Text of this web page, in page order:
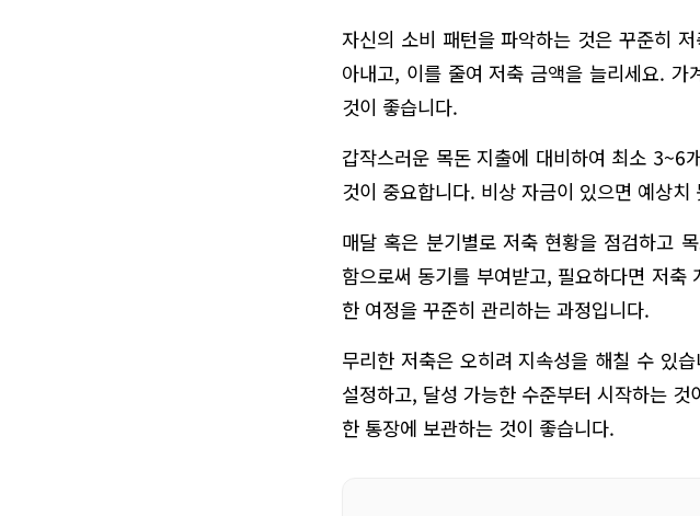
자신의 소비 패턴을 파악하는 것은 꾸준히
아내고, 이를 줄여 저축 금액을 늘리세요.
것이 좋습니다.
갑작스러운 목돈 지출에 대비하여 최소 3~6
것이 중요합니다. 비상 자금이 있으면 예상
매달 혹은 분기별로 저축 현황을 점검하고
함으로써 동기를 부여받고, 필요하다면 저
한 여정을 꾸준히 관리하는 과정입니다.
무리한 저축은 오히려 지속성을 해칠 수 있
설정하고, 달성 가능한 수준부터 시작하는
한 통장에 보관하는 것이 좋습니다.